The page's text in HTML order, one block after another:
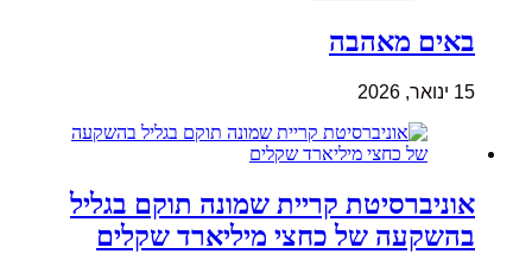
באים מאהבה
15 ינואר, 2026
אוניברסיטת קריית שמונה תוקם בגליל
בהשקעה של כחצי מיליארד שקלים